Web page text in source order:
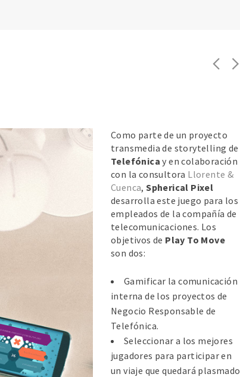
Como parte de un proyecto
transmedia de storytelling de
Telefónica y en colaboración
con la consultora Llorente &
Cuenca,Spherical Pixel
desarrolla este juego para los
empleados de la compañía de
telecomunicaciones. Los
objetivos de Play To Move
son dos:
Gamificar la comunicación
interna de los proyectos de
Negocio Responsable de
Telefónica.
Seleccionar a los mejores
jugadores para participar en
un viaje que quedará plasmado